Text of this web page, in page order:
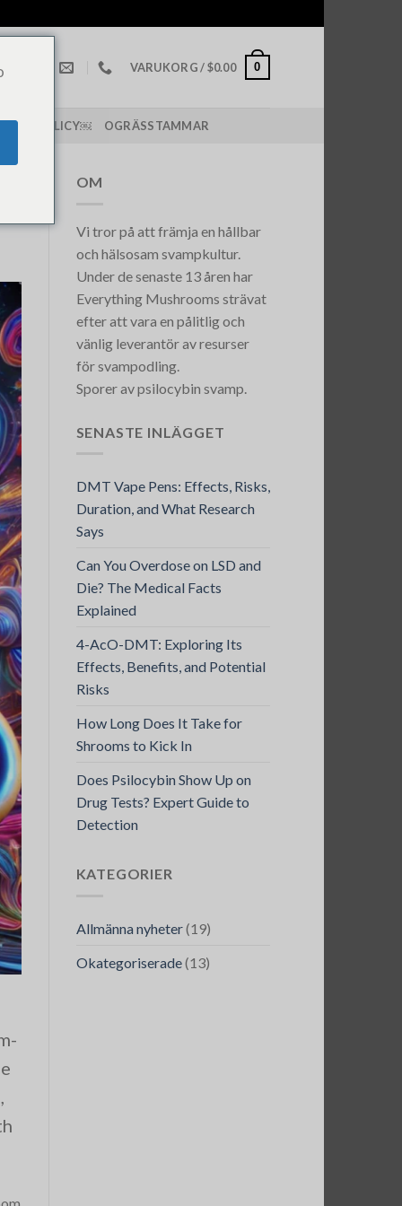
VARUKORG /$0.00 0
POLICY￼ OGRÄSSTAMMAR
OM
Vi tror på att främja en hållbar
och hälsosam svampkultur.
Under de senaste 13 åren har
Everything Mushrooms strävat
efter att vara en pålitlig och
vänlig leverantör av resurser
för svampodling.
Sporer av psilocybin svamp.
SENASTE INLÄGGET
DMT Vape Pens: Effects, Risks,
Duration, and What Research
Says
Can You Overdose on LSD and
Die? The Medical Facts
Explained
4-AcO-DMT: Exploring Its
Effects, Benefits, and Potential
Risks
How Long Does It Take for
Shrooms to Kick In
Does Psilocybin Show Up on
Drug Tests? Expert Guide to
Detection
KATEGORIER
Allmänna nyheter(19)
Okategoriserade(13)